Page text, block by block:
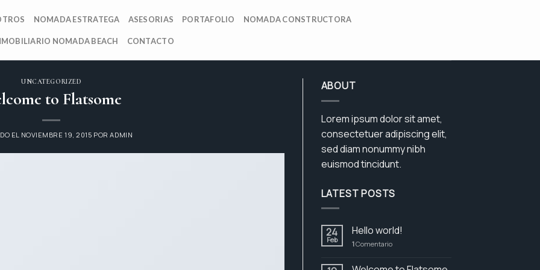
NOMADA ESTRATEGA ASESORIAS PORTAFOLIO NOMADA CONSTRUCTORA
NOMADA BEACH CONTACTO
UNCATEGORIZED
to Flatsome
EL NOVIEMBRE 19, 2015 PORADMIN
ABOUT
Lorem ipsum dolor sit amet,
consectetuer adipiscing elit,
sed diam nonummy nibh
euismod tincidunt.
LATEST POSTS
24
Feb
Hello world!
1Comentario